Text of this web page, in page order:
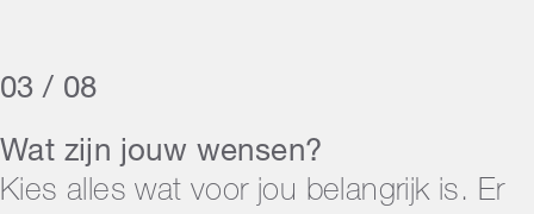
03 / 08
Wat zijn jouw wensen?
Kies alles wat voor jou belangrijk is. Er